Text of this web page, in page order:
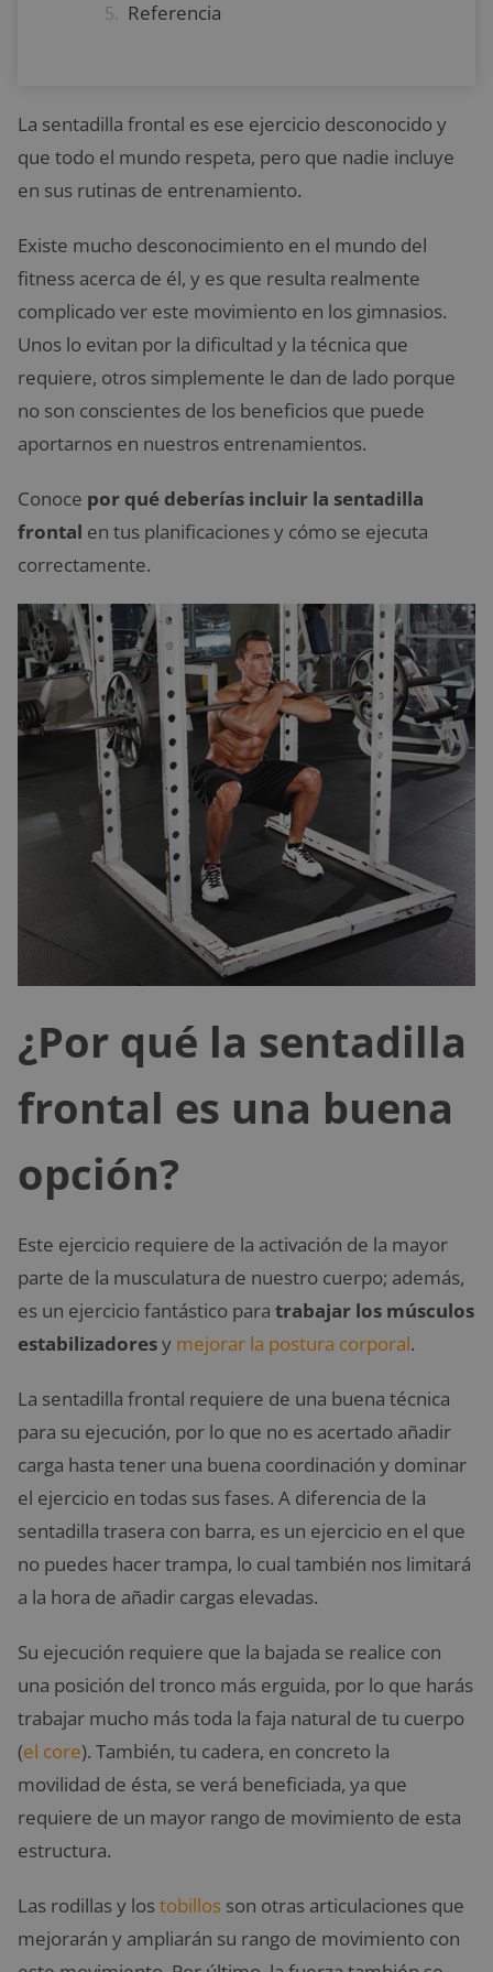
Referencia
La sentadilla frontal es ese ejercicio desconocido y
que todo el mundo respeta, pero que nadie incluye
en sus rutinas de entrenamiento.
Existe mucho desconocimiento en el mundo del
fitness acerca de él, y es que resulta realmente
complicado ver este movimiento en los gimnasios.
Unos lo evitan por la dificultad y la técnica que
requiere, otros simplemente le dan de lado porque
no son conscientes de los beneficios que puede
aportarnos en nuestros entrenamientos.
Conoce por qué deberías incluir la sentadilla
frontal en tus planificaciones y cómo se ejecuta
correctamente.
¿Por qué la sentadilla
frontal es una buena
opción?
Este ejercicio requiere de la activación de la mayor
parte de la musculatura de nuestro cuerpo; además,
es un ejercicio fantástico para trabajar los músculos
estabilizadoresy mejorar la postura corporal.
La sentadilla frontal requiere de una buena técnica
para su ejecución, por lo que no es acertado añadir
carga hasta tener una buena coordinación y dominar
el ejercicio en todas sus fases. A diferencia de la
sentadilla trasera con barra, es un ejercicio en el que
no puedes hacer trampa, lo cual también nos limitará
a la hora de añadir cargas elevadas.
Su ejecución requiere que la bajada se realice con
una posición del tronco más erguida, por lo que harás
trabajar mucho más toda la faja natural de tu cuerpo
(el core). También, tu cadera, en concreto la
movilidad de ésta, se verá beneficiada, ya que
requiere de un mayor rango de movimiento de esta
estructura.
Las rodillas y lostobillos son otras articulaciones que
mejorarán y ampliarán su rango de movimiento con